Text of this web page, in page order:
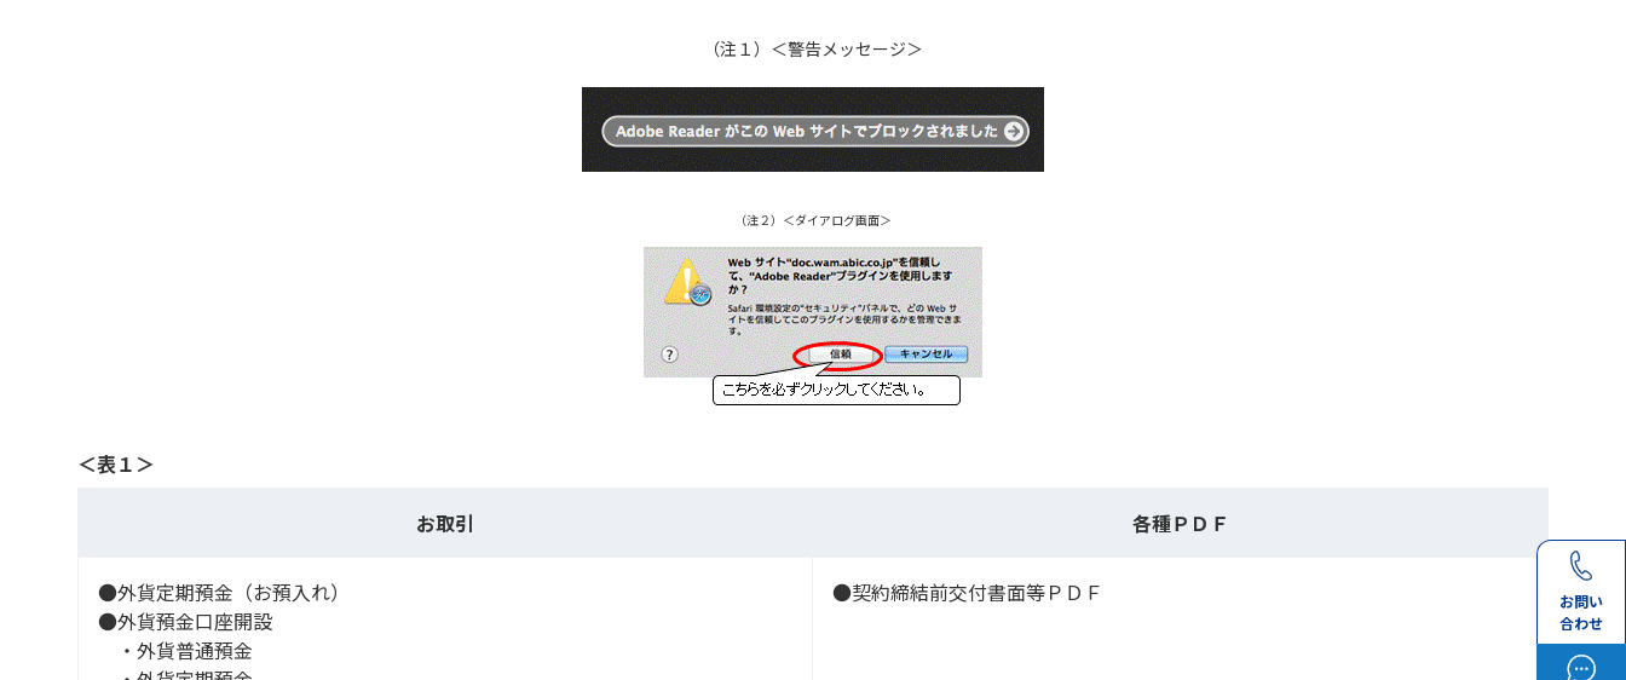
お問い
合わせ
（注１）＜警告メッセージ＞
（注２）＜ダイアログ画面＞
＜表１＞
お取引 各種ＰＤＦ
●外貨定期預金（お預入れ）
●外貨預金口座開設
・外貨普通預金
●契約締結前交付書面等ＰＤＦ